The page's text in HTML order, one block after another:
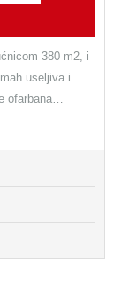
380 m2, i
useljiva i
ofarbana…